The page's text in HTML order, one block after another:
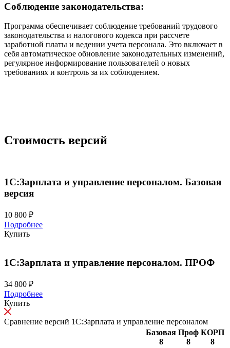
Соблюдение законодательства:
Программа обеспечивает соблюдение требований трудового
законодательства и налогового кодекса при рассчете
заработной платы и ведении учета персонала. Это включает в
себя автоматическое обновление законодательных изменений,
регулярное информирование пользователей о новых
требованиях и контроль за их соблюдением.
Стоимость версий
1С:Зарплата и управление персоналом. Базовая
версия
10 800 ₽
Подробнее
Купить
1С:Зарплата и управление персоналом. ПРОФ
34 800 ₽
Подробнее
Купить
Сравнение версий 1С:Зарплата и управление персоналом
Базовая
8
Проф
8
КОРП
8